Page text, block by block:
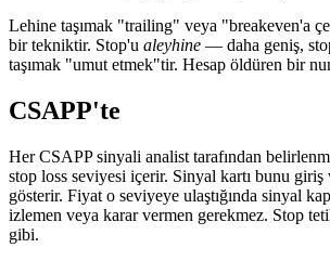
Lehine taşımak "trailing" veya "breakeven'a
bir tekniktir. Stop'u aleyhine — daha geniş,
taşımak "umut etmek"tir. Hesap öldüren bir
CSAPP'te
Her CSAPP sinyali analist tarafından
stop loss seviyesi içerir. Sinyal kartı bunu giriş
gösterir. Fiyat o seviyeye ulaştığında sinyal
izlemen veya karar vermen gerekmez. Stop
gibi.